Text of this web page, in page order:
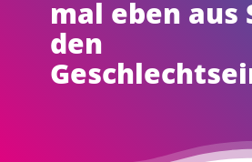
mal eben aus
den